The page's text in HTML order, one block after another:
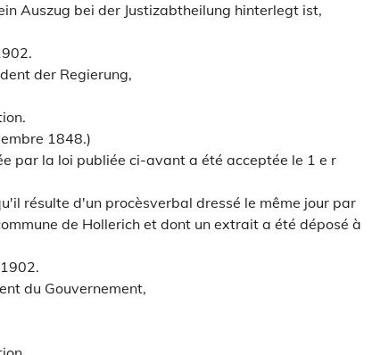
Auszug bei der Justizabtheilung hinterlegt ist,
der Regierung,
1848.)
par la loi publiée ci-avant a été acceptée le 1 e r
résulte d'un procèsverbal dressé le même jour par
de Hollerich et dont un extrait a été déposé à
du Gouvernement,